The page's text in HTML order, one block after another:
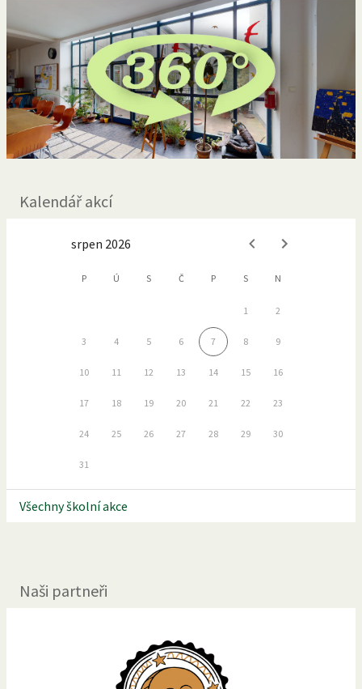
Kalendář akcí
srpen 2026
P Ú S Č P S N
1 2
3 4 5 6 7 8 9
10 11 12 13 14 15 16
17 18 19 20 21 22 23
24 25 26 27 28 29 30
31
Všechny školní akce
Naši partneři